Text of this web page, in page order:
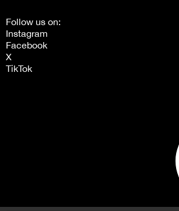
Follow us on:
Instagram
Facebook
X
TikTok